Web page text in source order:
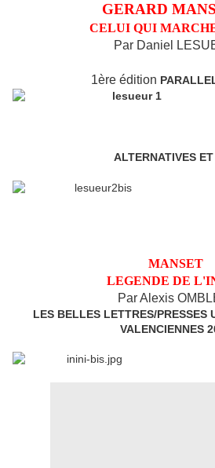
GERARD
CELUI QUI
Par Daniel
1ère édition
ALTERNATIVES ET
MANSET
LEGENDE DE
Par Alexis
LES BELLES LETTRES/PRESSES
VALENCIENNES